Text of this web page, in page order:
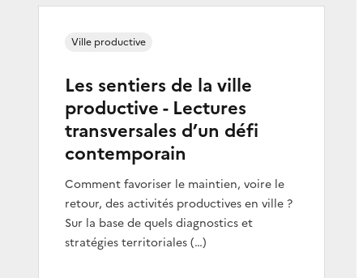
Les sentiers de la ville
productive - Lectures
transversales d’un défi
contemporain
Comment favoriser le maintien, voire le
retour, des activités productives en ville ?
Sur la base de quels diagnostics et
stratégies territoriales (…)
Ville productive